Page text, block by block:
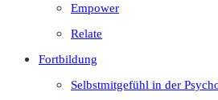
Empower
Relate
Fortbildung
Selbstmitgefühl in der